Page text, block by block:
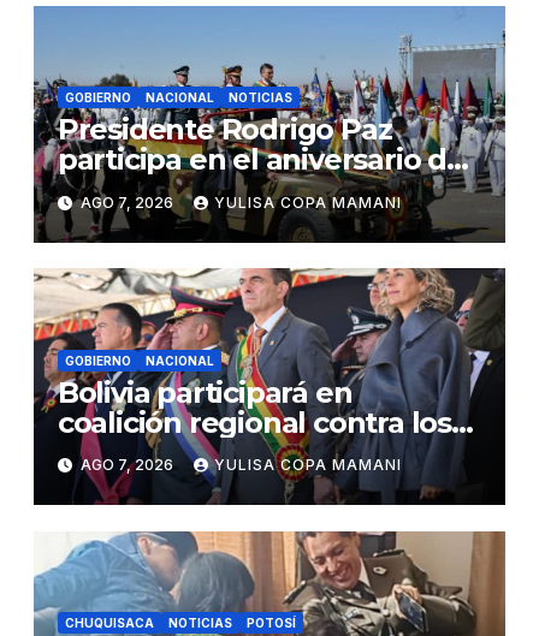
GOBIERNO NACIONAL NOTICIAS
Presidente Rodrigo Paz
participa en el aniversario de
las Fuerzas Armadas
AGO 7, 2026 YULISA COPA MAMANI
GOBIERNO NACIONAL
Bolivia participará en
coalición regional contra los
cárteles del narcotráfico
AGO 7, 2026 YULISA COPA MAMANI
CHUQUISACA NOTICIAS POTOSÍ